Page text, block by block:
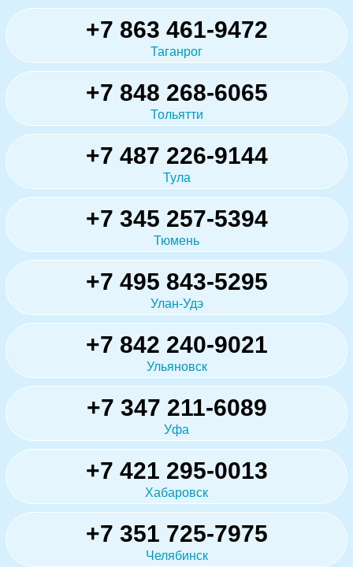
+7 863 461-9472
Таганрог
+7 848 268-6065
Тольятти
+7 487 226-9144
Тула
+7 345 257-5394
Тюмень
+7 495 843-5295
Улан-Удэ
+7 842 240-9021
Ульяновск
+7 347 211-6089
Уфа
+7 421 295-0013
Хабаровск
+7 351 725-7975
Челябинск